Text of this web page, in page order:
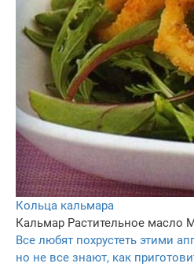
Кольца кальмара
Кальмар Растительное масло
Все любят похрустеть этими
но не все знают, как